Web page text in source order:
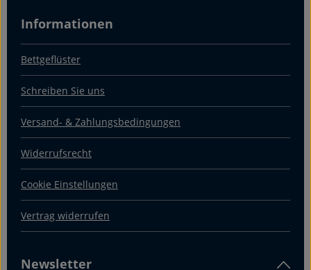
Informationen
Bettgeflüster
Schreiben Sie uns
Versand- & Zahlungsbedingungen
Widerrufsrecht
Cookie Einstellungen
Vertrag widerrufen
Newsletter